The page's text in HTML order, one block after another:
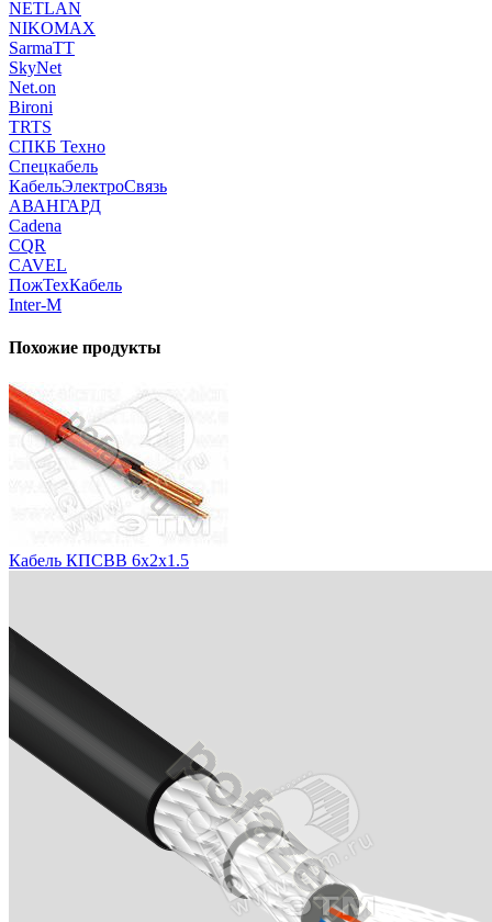
NETLAN
NIKOMAX
SarmaTT
SkyNet
Net.on
Bironi
TRTS
СПКБ Техно
Спецкабель
КабельЭлектроСвязь
АВАНГАРД
Cadena
CQR
CAVEL
ПожТехКабель
Inter-M
Похожие продукты
Кабель КПСВВ 6х2х1.5